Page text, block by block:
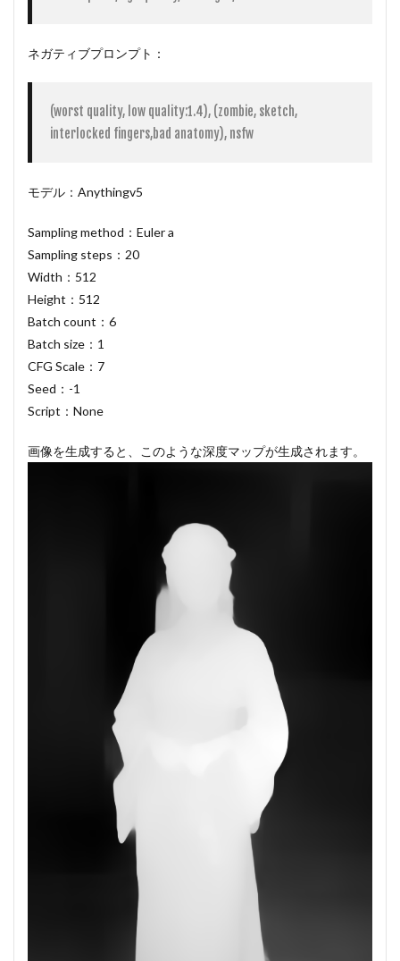
ネガティブプロンプト：
(worst quality, low quality:1.4), (zombie, sketch,
モデル：Anythingv5
Sampling method：Euler a
Sampling steps：20
Width：512
Height：512
Batch count：6
Batch size：1
CFG Scale：7
Seed：-1
Script：None
画像を生成すると、このような深度マップが生成されます。